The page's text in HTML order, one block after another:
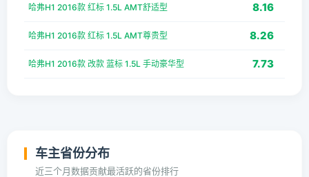
哈弗H1 2016款 红标 1.5L AMT舒适型 8.16
哈弗H1 2016款 红标 1.5L AMT尊贵型 8.26
哈弗H1 2016款 改款 蓝标 1.5L 手动豪华型 7.73
车主省份分布
近三个月数据贡献最活跃的省份排行